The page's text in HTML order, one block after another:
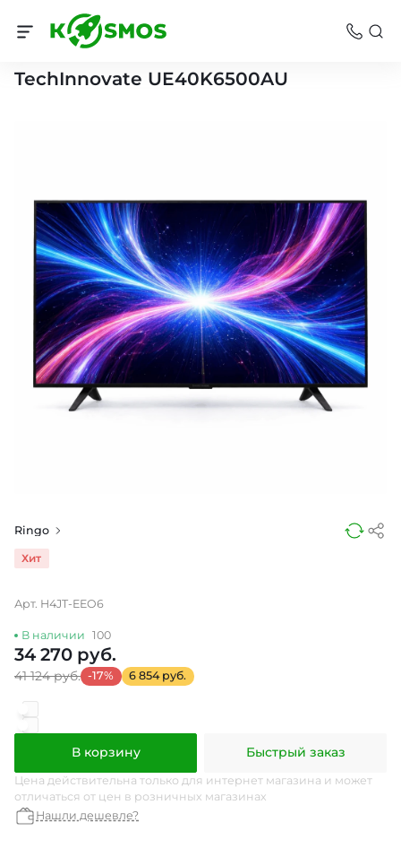
Телевизоры Челябинск
TechInnovate UE40K6500AU
Ringo
Хит
Арт. H4JT-EEO6
В наличии 100
34 270 руб.
41 124 руб. -17% 6 854 руб.
В корзину Быстрый заказ
Цена действительна только для интернет магазина и может
отличаться от цен в розничных магазинах
Нашли дешевле?